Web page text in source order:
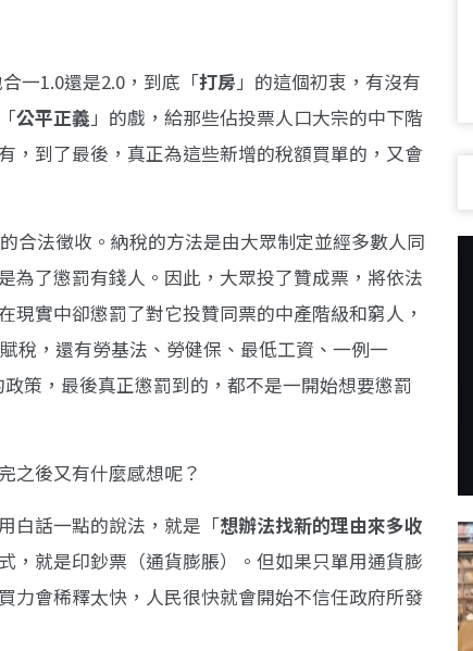
一1.0還是2.0，到底「打房」的這個初衷，有沒有
公平正義」的戲，給那些佔投票人口大宗的中下階
，到了最後，真正為這些新增的稅額買單的，又會
的合法徵收。納稅的方法是由大眾制定並經多數人同
為了懲罰有錢人。因此，大眾投了贊成票，將依法
實中卻懲罰了對它投贊同票的中產階級和窮人，
稅，還有勞基法、勞健保、最低工資、一例一
策，最後真正懲罰到的，都不是一開始想要懲罰
之後又有什麼感想呢？
白話一點的說法，就是「想辦法找新的理由來多收
，就是印鈔票（通貨膨脹）。但如果只單用通貨膨
力會稀釋太快，人民很快就會開始不信任政府所發